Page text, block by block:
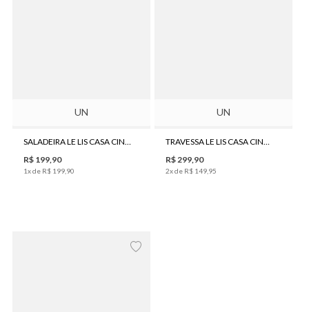
UN
SALADEIRA LE LIS CASA CINÉTICA
R$ 199,90
1x de R$ 199 90
UN
TRAVESSA LE LIS CASA CINÉTICA
R$299,90
2x de R$ 149 95